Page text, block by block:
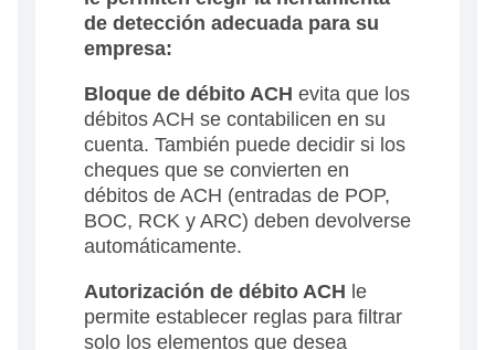
de detección adecuada para su
empresa:
Bloque de débito ACH evita que los
débitos ACH se contabilicen en su
cuenta. También puede decidir si los
cheques que se convierten en
débitos de ACH (entradas de POP,
BOC, RCK y ARC) deben devolverse
automáticamente.
Autorización de débito ACH le
permite establecer reglas para filtrar
solo los elementos que desea